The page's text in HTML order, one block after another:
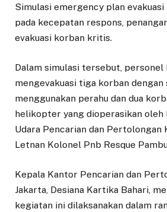
Simulasi emergency plan
pada kecepatan respons,
evakuasi korban kritis.
Dalam simulasi tersebut, personel
mengevakuasi tiga korban
menggunakan perahu dan dua
helikopter yang dioperasikan oleh
Udara Pencarian dan Pertolongan
Letnan Kolonel Pnb Resque
Kepala Kantor Pencarian dan
Jakarta, Desiana Kartika Bahari,
kegiatan ini dilaksanakan dalam